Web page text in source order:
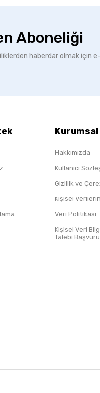
Aboneliği
haberdar olmak için
Kurumsal
Hakkımızda
Kullanıcı
Gizlilik ve
Kişisel
Veri Politikası
Kişisel Veri
Talebi